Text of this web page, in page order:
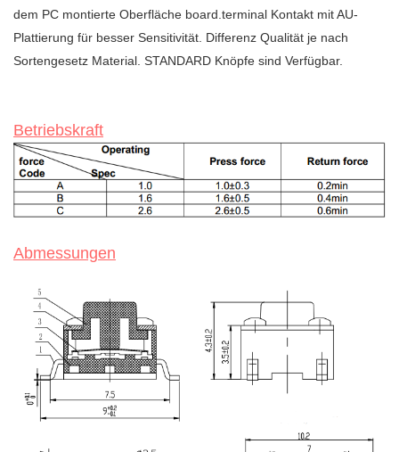
dem PC montierte Oberfläche board.terminal Kontakt mit AU-
Plattierung für besser Sensitivität. Differenz Qualität je nach
Sortengesetz Material. STANDARD Knöpfe sind Verfügbar.
Betriebskraft
Abmessungen